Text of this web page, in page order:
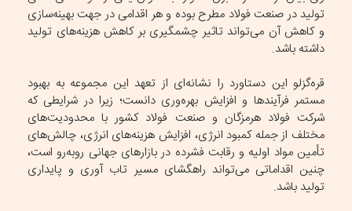
تولید در صنعت فولاد مطرح بوده و هر اقدامی در جهت بهینه‌سازی
و کاهش آن می‌تواند تاثیر چشمگیری بر کاهش هزینه‌های تولید
داشته باشد.
قره‌گزلو این دستاورد را نشانه‌ای از تعهد این مجموعه به بهبود
مستمر فرآیندها و افزایش بهره‌وری دانست؛ زیرا در شرایطی که
شرکت فولاد هرمزگان و صنعت فولاد کشور با محدودیت‌های
مختلف از جمله کمبود انرژی، افزایش هزینه‌های انرژی، چالش‌های
تأمین مواد اولیه و رقابت فشرده در بازارهای جهانی روبه‌رو است،
چنین اقداماتی می‌تواند راهگشای مسیر تاب آوری و پایداری
تولید باشد.